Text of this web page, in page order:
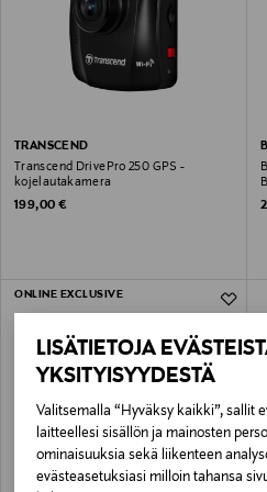
LISÄTIETOJA
YKSITYISYYDESTÄ
Valitsemalla “Hyväksy kaikki”, sallit
laitteellesi sisällön ja mainosten
ominaisuuksia sekä liikenteen
evästeasetuksiasi milloin tahansa
TRANSCEND
Transcend DrivePro 250 GPS -
kojelautakamera
Original Price
199,00 €
ONLINE EXCLUSIVE